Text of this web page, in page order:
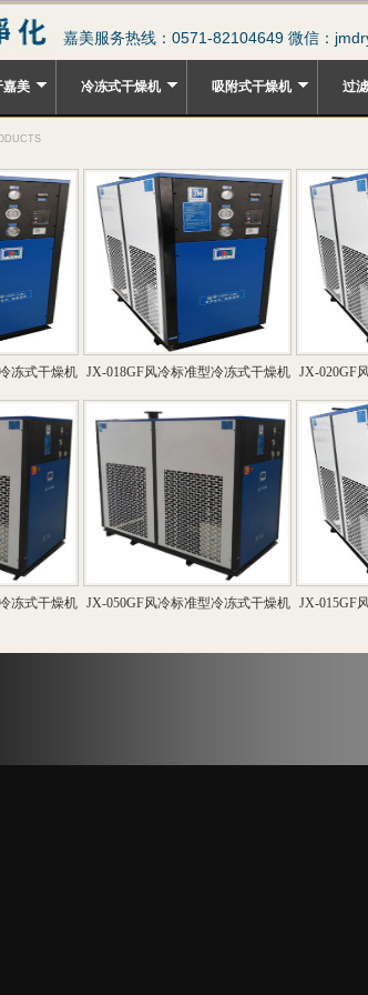
嘉美服务热线：0571-82104649 微信：
嘉美 冷冻式干燥机 吸附式干燥机 过
冻式干燥机 JX-018GF风冷标准型冷冻式干燥机 JX-020GF
冻式干燥机 JX-050GF风冷标准型冷冻式干燥机 JX-015GF